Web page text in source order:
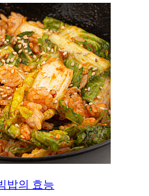
밥의 효능